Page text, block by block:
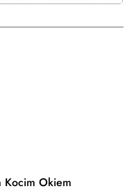
Kocim Okiem